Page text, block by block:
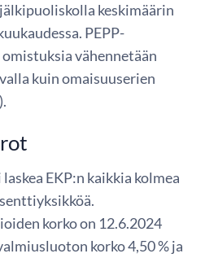
keskimäärin
PEPP-
vähennetään
kuin omaisuuserien
EKP:n kaikkia kolmea
korko on 12.6.2024
korko 4,50 % ja